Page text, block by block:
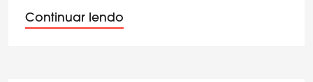
Continuar lendo